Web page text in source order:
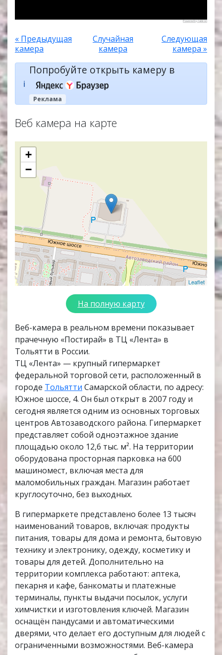
Powered by Ivideon
« Предыдущая
камера
Случайная
камера
Следующая
камера »
ℹ️
Попробуйте открыть камеру в
Реклама
Веб камера на карте
+
−
Leaflet
На полную карту
Веб-камера в реальном времени показывает
прачечную «Постирай» в ТЦ «Лента» в
Тольятти в России.
ТЦ «Лента» — крупный гипермаркет
федеральной торговой сети, расположенный в
городе Тольятти Самарской области, по адресу:
Южное шоссе, 4. Он был открыт в 2007 году и
сегодня является одним из основных торговых
центров Автозаводского района. Гипермаркет
представляет собой одноэтажное здание
площадью около 12,6 тыс. м². На территории
оборудована просторная парковка на 600
машиномест, включая места для
маломобильных граждан. Магазин работает
круглосуточно, без выходных.
В гипермаркете представлено более 13 тысяч
наименований товаров, включая: продукты
питания, товары для дома и ремонта, бытовую
технику и электронику, одежду, косметику и
товары для детей. Дополнительно на
территории комплекса работают: аптека,
пекарня и кафе, банкоматы и платежные
терминалы, пункты выдачи посылок, услуги
химчистки и изготовления ключей. Магазин
оснащён пандусами и автоматическими
дверями, что делает его доступным для людей с
ограниченными возможностями. Веб-камера